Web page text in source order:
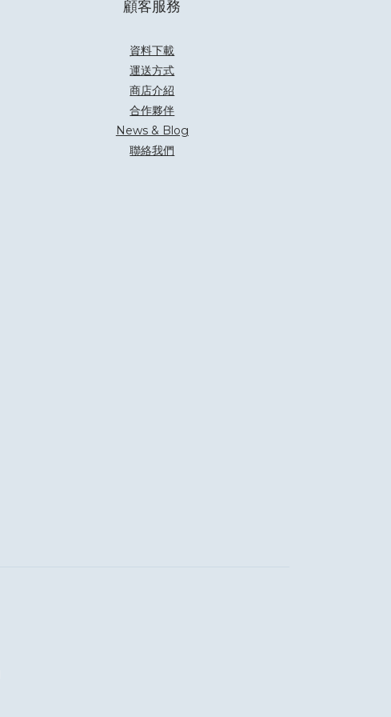
顧客服務
資料下載
運送方式
商店介紹
合作夥伴
News & Blog
聯絡我們